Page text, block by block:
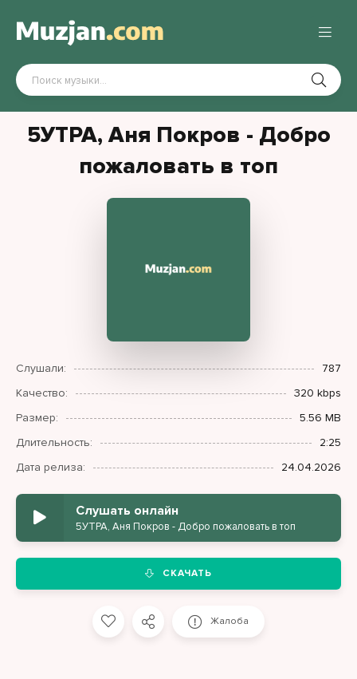
5УТРА, Аня Покров - Добро
пожаловать в топ
Слушали:
787
Качество:
320 kbps
Размер:
5.56 MB
Длительность:
2:25
Дата релиза:
24.04.2026
Слушать онлайн
5УТРА, Аня Покров - Добро пожаловать в топ
СКАЧАТЬ
Жалоба